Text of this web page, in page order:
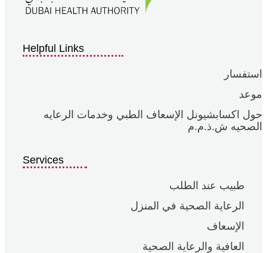
Helpful Links
استفسار
موعد
حول اكسابشيونل الإسعاف الطبي وخدمات الرعايه
الصحيه ش.ذ.م.م
Services
طبيب عند الطلب
الرعاية الصحية في المنزل
الإسعاف
العافية والرعاية الصحية